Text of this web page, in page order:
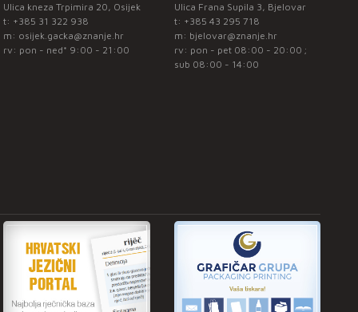
Ulica kneza Trpimira 20, Osijek
t: +385 31 322 938
m: osijek.gacka@znanje.hr
rv: pon - ned* 9:00 - 21:00
Ulica Frana Supila 3, Bjelovar
t: +385 43 295 718
m: bjelovar@znanje.hr
rv: pon - pet 08:00 - 20:00 ;
sub 08:00 - 14:00